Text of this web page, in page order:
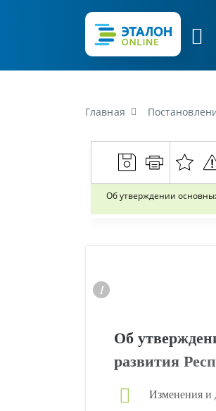
Главная Постановление
Об утверждении
Об
развития
Изменения и